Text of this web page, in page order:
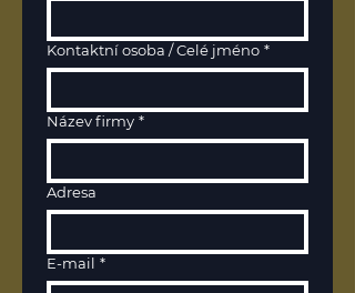
Kontaktní osoba / Celé jméno *
Název firmy *
Adresa
E-mail *